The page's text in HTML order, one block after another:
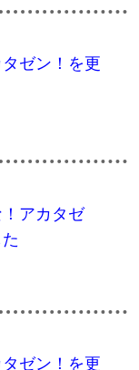
ゼン！を更
アカタゼ
ゼン！を更